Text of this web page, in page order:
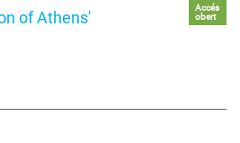
of Athens'
Accés
obert